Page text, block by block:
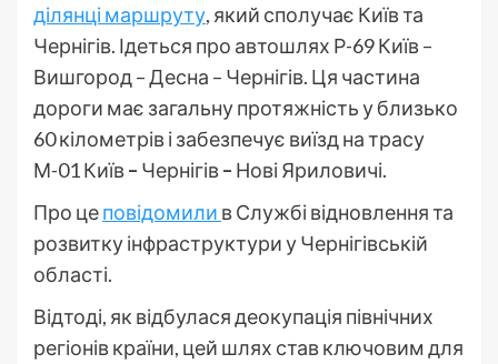
ділянці маршруту, який сполучає Київ та
Чернігів. Ідеться про автошлях Р-69 Київ –
Вишгород – Десна – Чернігів. Ця частина
дороги має загальну протяжність у близько
60 кілометрів і забезпечує виїзд на трасу
М-01 Київ– Чернігів– Нові Яриловичі.
Про цеповідомили в Службі відновлення та
розвитку інфраструктури у Чернігівській
області.
Відтоді, як відбулася деокупація північних
регіонів країни, цей шлях став ключовим для